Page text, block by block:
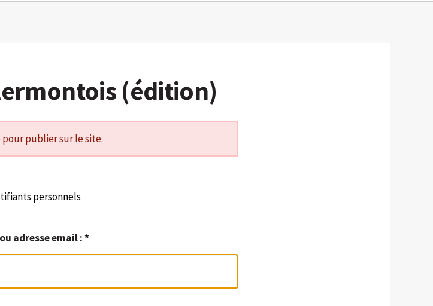
(édition)
pour publier sur le site.
personnels
adresse email :*